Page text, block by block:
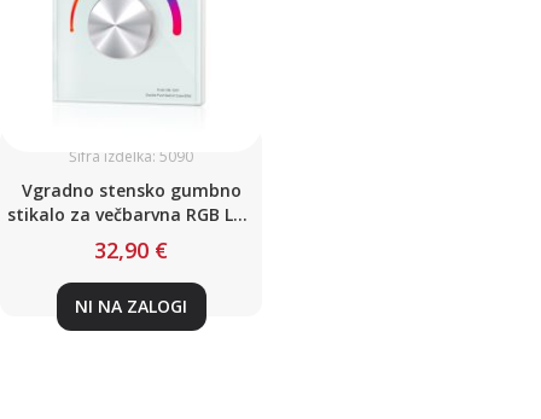
Šifra izdelka: 5090
Vgradno stensko gumbno
stikalo za večbarvna RGB LED
svetila / DC12V - 24V / max
144W/288W / Bele barve
32,90 €
NI NA ZALOGI